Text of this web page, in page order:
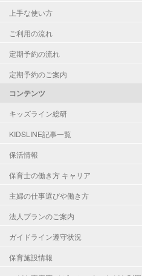
上手な使い方
ご利用の流れ
定期予約の流れ
定期予約のご案内
コンテンツ
キッズライン総研
KIDSLINE記事一覧
保活情報
保育士の働き方 キャリア
主婦の仕事選びや働き方
法人プランのご案内
ガイドライン遵守状況
保育施設情報